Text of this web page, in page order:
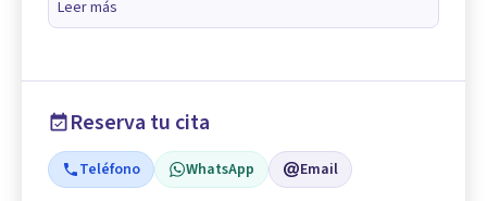
Leer más
Reserva tu cita
Teléfono WhatsApp Email